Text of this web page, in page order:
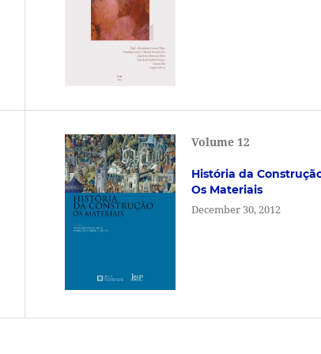
Volume 12
História da
Os Materiais
December 30, 2012